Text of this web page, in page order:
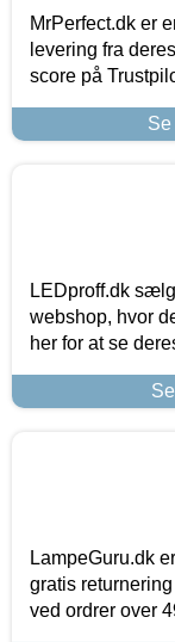
MrPerfect.dk er
levering fra
score på
LEDproff.dk
webshop, hvor
her for at se
LampeGuru.dk
gratis
ved ordrer over